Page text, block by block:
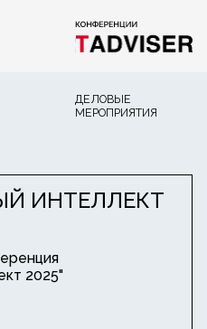
ДЕЛОВЫЕ
МЕРОПРИЯТИЯ
ИНТЕЛЛЕКТ
2025"